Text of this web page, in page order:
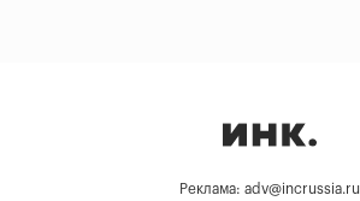
Реклама: adv@incrussia.ru